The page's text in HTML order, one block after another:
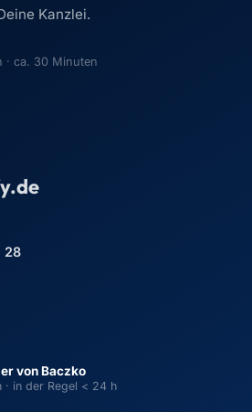
Kanzlei.
· ca. 30 Minuten
28
von Baczko
in der Regel < 24 h